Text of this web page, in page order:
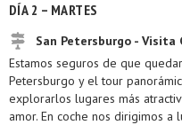
DÍA 2 – MARTES
San Petersburgo - Visita
Estamos seguros de que
Petersburgo y el tour
explorarlos lugares más
amor. En coche nos dirigimos